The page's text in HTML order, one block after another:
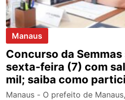
Manaus
Concurso da
sexta-feira (7) com
mil; saiba como
Manaus - O prefeito de